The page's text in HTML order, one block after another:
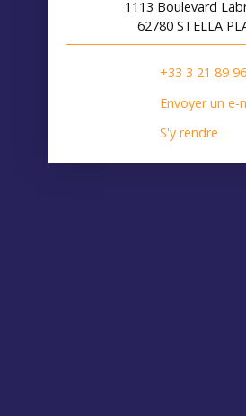
1113 Boulevard
62780 STELLA
+33 3 21 89
Envoyer un e-
S'y rendre